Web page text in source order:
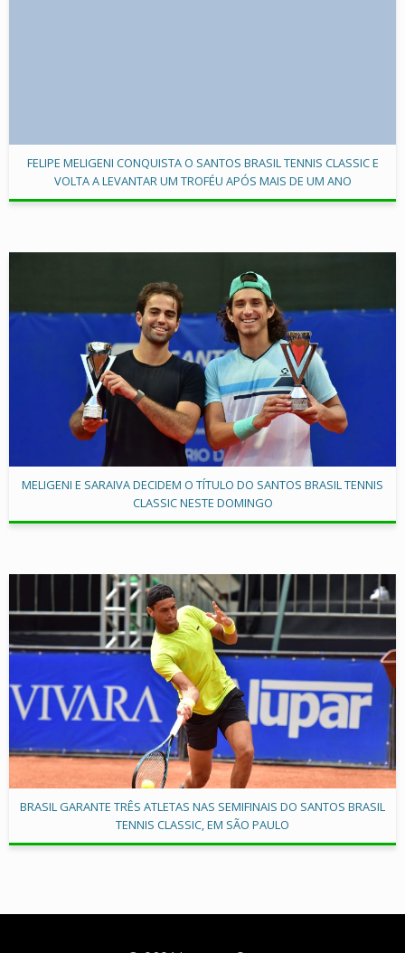
FELIPE MELIGENI CONQUISTA O SANTOS BRASIL TENNIS CLASSIC E
VOLTA A LEVANTAR UM TROFÉU APÓS MAIS DE UM ANO
MELIGENI E SARAIVA DECIDEM O TÍTULO DO SANTOS BRASIL TENNIS
CLASSIC NESTE DOMINGO
BRASIL GARANTE TRÊS ATLETAS NAS SEMIFINAIS DO SANTOS BRASIL
TENNIS CLASSIC, EM SÃO PAULO